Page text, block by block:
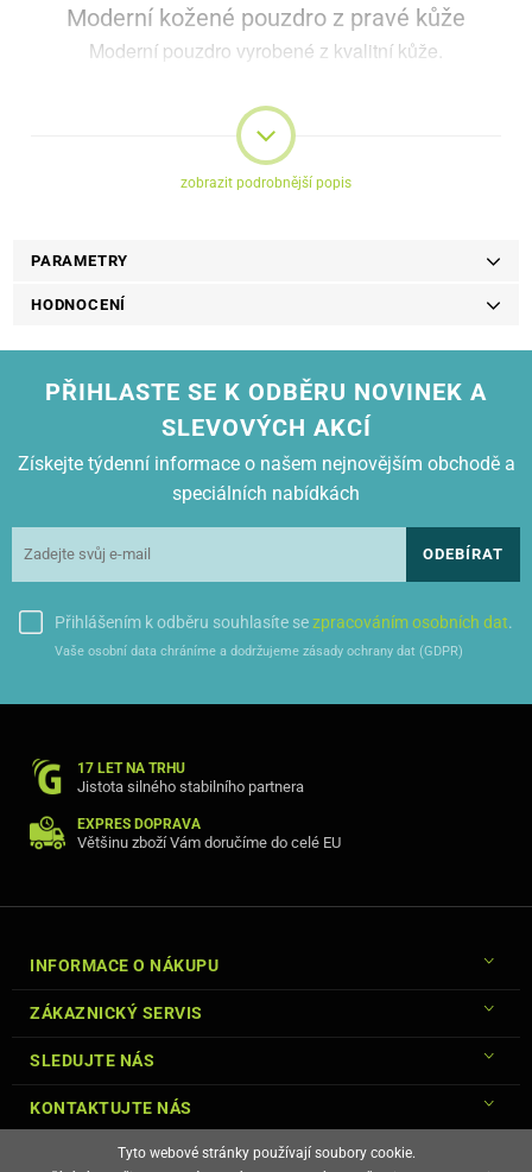
Moderní kožené pouzdro z pravé kůže
Moderní pouzdro vyrobené z kvalitní kůže.
Kožené pouzdro je perfektní kombinací ochrany a elegance.
Z koženého pouzdro lze vytvořit jednoduchý stojánek.
zobrazit podrobnější popis
PARAMETRY
HODNOCENÍ
PŘIHLASTE SE K ODBĚRU NOVINEK A
SLEVOVÝCH AKCÍ
Získejte týdenní informace o našem nejnovějším obchodě a
speciálních nabídkách
ODEBÍRAT
Přihlášením k odběru souhlasíte sezpracováním osobních dat.
Vaše osobní data chráníme a dodržujeme zásady ochrany dat (GDPR)
17 LET NA TRHU
Jistota silného stabilního partnera
EXPRES DOPRAVA
Většinu zboží Vám doručíme do celé EU
INFORMACE O NÁKUPU
ZÁKAZNICKÝ SERVIS
SLEDUJTE NÁS
KONTAKTUJTE NÁS
Tyto webové stránky používají soubory cookie.